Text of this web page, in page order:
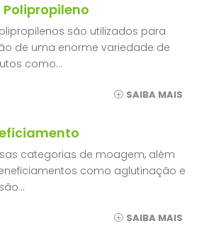
Polipropileno
são utilizados para
de uma enorme variedade de
como…
SAIBA MAIS
categorias de moagem, além
como aglutinação e
SAIBA MAIS